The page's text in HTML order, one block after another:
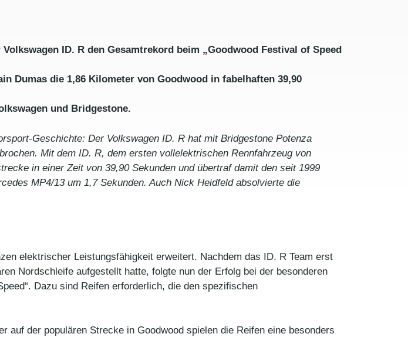
ID. R den Gesamtrekord beim „Goodwood Festival of Speed
Dumas die 1,86 Kilometer von Goodwood in fabelhaften 39,90
und Bridgestone.
Geschichte: Der Volkswagen ID. R hat mit Bridgestone Potenza
Mit dem ID. R, dem ersten vollelektrischen Rennfahrzeug von
in einer Zeit von 39,90 Sekunden und übertraf damit den seit 1999
MP4/13 um 1,7 Sekunden. Auch Nick Heidfeld absolvierte die
elektrischer Leistungsfähigkeit erweitert. Nachdem das ID. R Team erst
Nordschleife aufgestellt hatte, folgte nun der Erfolg bei der besonderen
Dazu sind Reifen erforderlich, die den spezifischen
der populären Strecke in Goodwood spielen die Reifen eine besonders